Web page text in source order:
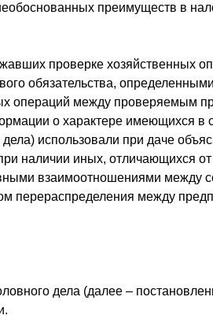
преимуществ в
проверке хозяйственных
обязательства,
операций между проверяемым
о характере имеющихся в
использовали при даче
наличии иных, отличающихся
взаимоотношениями между
перераспределения между
дела (далее –